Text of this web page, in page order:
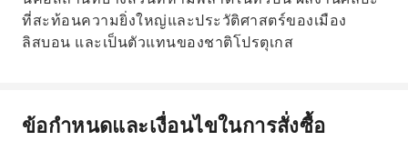
ที่สะท้อนความยิ่งใหญ่และประวัติศาสตร์ของเมือง
ลิสบอน และเป็นตัวแทนของชาติโปรตุเกส
ข้อกำหนดและเงื่อนไขในการสั่งซื้อ